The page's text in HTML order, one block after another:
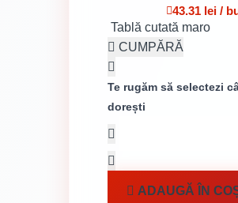
43.31 lei /
Tablă cutată maro
CUMPĂRĂ
Te rugăm să selectezi
dorești
ADAUGĂ ÎN